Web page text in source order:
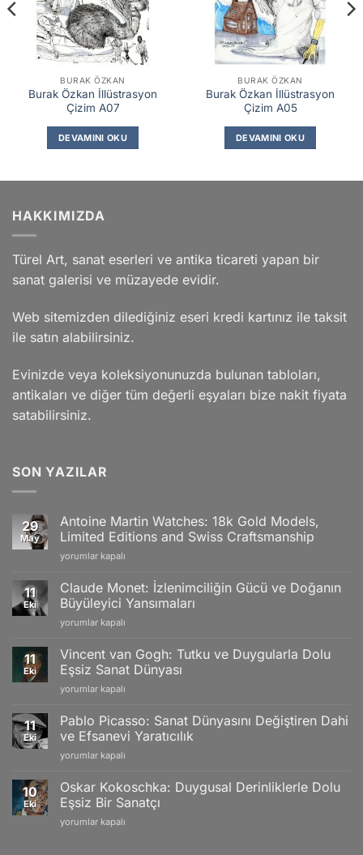
BURAK ÖZKAN
Burak Özkan İllüstrasyon
Çizim A07
DEVAMINI OKU
BURAK ÖZKAN
Burak Özkan İllüstrasyon
Çizim A05
DEVAMINI OKU
HAKKIMIZDA
Türel Art, sanat eserleri ve antika ticareti yapan bir
sanat galerisi ve müzayede evidir.
Web sitemizden dilediğiniz eseri kredi kartınız ile taksit
ile satın alabilirsiniz.
Evinizde veya koleksiyonunuzda bulunan tabloları,
antikaları ve diğer tüm değerli eşyaları bize nakit fiyata
satabilirsiniz.
SON YAZILAR
29
May
Antoine Martin Watches: 18k Gold Models,
Limited Editions and Swiss Craftsmanship
Antoine
Watches:
18k
Gold
Models,
Editions
and
Swiss
Craftsmanship
yorumlar kapalı
11
Eki
Claude Monet: İzlenimciliğin Gücü ve Doğanın
Büyüleyici Yansımaları
Claude
İzlenimciliğin
Gücü
ve
Doğanın
Yansımaları
için
yorumlar kapalı
11
Eki
Vincent van Gogh: Tutku ve Duygularla Dolu
Eşsiz Sanat Dünyası
Vincent
Gogh:
Tutku
ve
Duygularla
Eşsiz
Sanat
Dünyası
için
yorumlar kapalı
11
Eki
Pablo Picasso: Sanat Dünyasını Değiştiren Dahi
ve Efsanevi Yaratıcılık
Pablo
Sanat
Dünyasını
Değiştiren
Dahi
yorumlar kapalı
10
Eki
Oskar Kokoschka: Duygusal Derinliklerle Dolu
Eşsiz Bir Sanatçı
Oskar
yorumlar kapalı